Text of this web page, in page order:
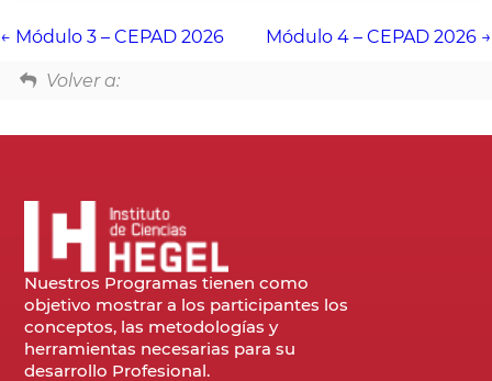
Módulo 3 – CEPAD 2026 Módulo 4 – CEPAD 2026
Volver a:
Nuestros Programas tienen como
objetivo mostrar a los participantes los
conceptos, las metodologías y
herramientas necesarias para su
desarrollo Profesional.